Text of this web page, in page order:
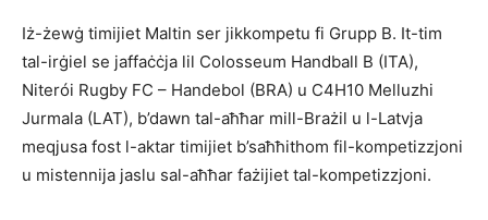
Iż-żewġ timijiet Maltin ser jikkompetu fi Grupp B. It-tim
tal-irġiel se jaffaċċja lil Colosseum Handball B (ITA),
Niterói Rugby FC – Handebol (BRA) u C4H10 Melluzhi
Jurmala (LAT), b’dawn tal-aħħar mill-Brażil u l-Latvja
meqjusa fost l-aktar timijiet b’saħħithom fil-kompetizzjoni
u mistennija jaslu sal-aħħar fażijiet tal-kompetizzjoni.